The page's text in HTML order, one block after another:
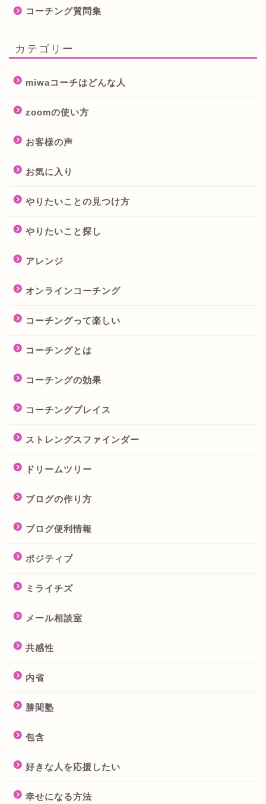
コーチング質問集
カテゴリー
miwaコーチはどんな人
zoomの使い方
お客様の声
お気に入り
やりたいことの見つけ方
やりたいこと探し
アレンジ
オンラインコーチング
コーチングって楽しい
コーチングとは
コーチングの効果
コーチングプレイス
ストレングスファインダー
ドリームツリー
ブログの作り方
ブログ便利情報
ポジティブ
ミライチズ
メール相談室
共感性
内省
勝間塾
包含
好きな人を応援したい
幸せになる方法